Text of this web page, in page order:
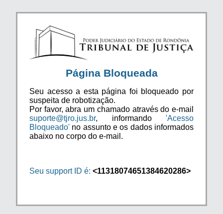
Página Bloqueada
Seu acesso a esta página foi bloqueado por
suspeita de robotização.
Por favor, abra um chamado através do e-mail
suporte@tjro.jus.br, informando 'Acesso
Bloqueado' no assunto e os dados informados
abaixo no corpo do e-mail.
Seu support ID é: <11318074651384620286>